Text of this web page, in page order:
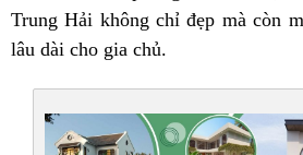
Trung Hải không chỉ đẹp mà còn
lâu dài cho gia chủ.